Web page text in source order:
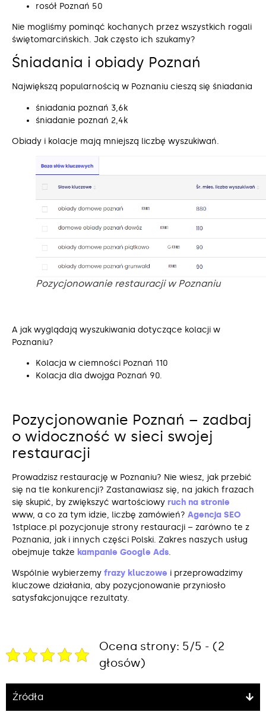
rosół Poznań 50
Nie mogliśmy pominąć kochanych przez wszystkich rogali
świętomarcińskich. Jak często ich szukamy?
Śniadania i obiady Poznań
Największą popularnością w Poznaniu cieszą się śniadania
śniadania poznań 3,6k
śniadanie poznań 2,4k
Obiady i kolacje mają mniejszą liczbę wyszukiwań.
Pozycjonowanie restauracji w Poznaniu
A jak wyglądają wyszukiwania dotyczące kolacji w
Poznaniu?
Kolacja w ciemności Poznań 110
Kolacja dla dwojga Poznań 90.
Pozycjonowanie Poznań – zadbaj
o widoczność w sieci swojej
restauracji
Prowadzisz restaurację w Poznaniu? Nie wiesz, jak przebić
się na tle konkurencji? Zastanawiasz się, na jakich frazach
się skupić, by zwiększyć wartościowy ruch na stronie
www, a co za tym idzie, liczbę zamówień? Agencja SEO
1stplace.pl pozycjonuje strony restauracji – zarówno te z
Poznania, jak i innych części Polski. Zakres naszych usług
obejmuje także kampanie Google Ads.
Wspólnie wybierzemy frazy kluczowe i przeprowadzimy
kluczowe działania, aby pozycjonowanie przyniosło
satysfakcjonujące rezultaty.
Ocena strony: 5/5 - (2
głosów)
Źródła